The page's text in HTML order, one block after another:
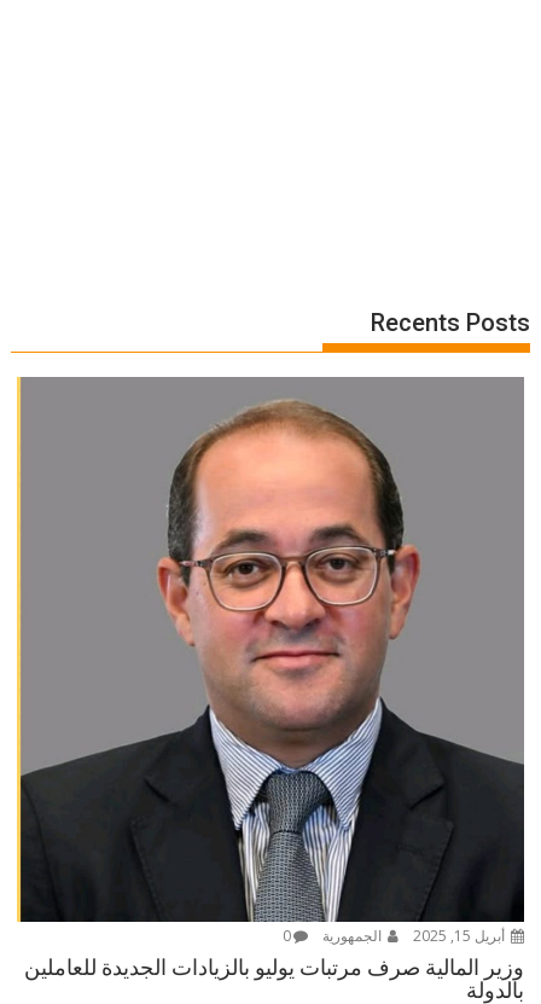
Recents Posts
أبريل 15, 2025 الجمهورية 0
وزير المالية صرف مرتبات يوليو بالزيادات الجديدة للعاملين
بالدولة